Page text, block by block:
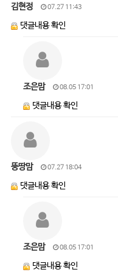
김현정 07.27 11:43
댓글내용 확인
조은맘 08.05 17:01
댓글내용 확인
뚱땅맘 07.27 18:04
댓글내용 확인
조은맘 08.05 17:01
댓글내용 확인